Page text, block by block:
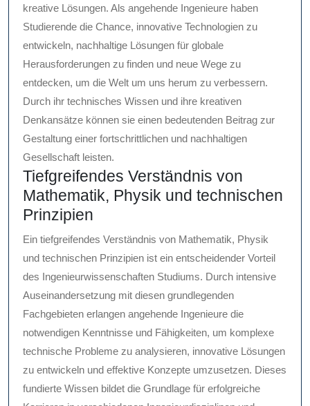
kreative Lösungen. Als angehende Ingenieure haben
Studierende die Chance, innovative Technologien zu
entwickeln, nachhaltige Lösungen für globale
Herausforderungen zu finden und neue Wege zu
entdecken, um die Welt um uns herum zu verbessern.
Durch ihr technisches Wissen und ihre kreativen
Denkansätze können sie einen bedeutenden Beitrag zur
Gestaltung einer fortschrittlichen und nachhaltigen
Gesellschaft leisten.
Tiefgreifendes Verständnis von
Mathematik, Physik und technischen
Prinzipien
Ein tiefgreifendes Verständnis von Mathematik, Physik
und technischen Prinzipien ist ein entscheidender Vorteil
des Ingenieurwissenschaften Studiums. Durch intensive
Auseinandersetzung mit diesen grundlegenden
Fachgebieten erlangen angehende Ingenieure die
notwendigen Kenntnisse und Fähigkeiten, um komplexe
technische Probleme zu analysieren, innovative Lösungen
zu entwickeln und effektive Konzepte umzusetzen. Dieses
fundierte Wissen bildet die Grundlage für erfolgreiche